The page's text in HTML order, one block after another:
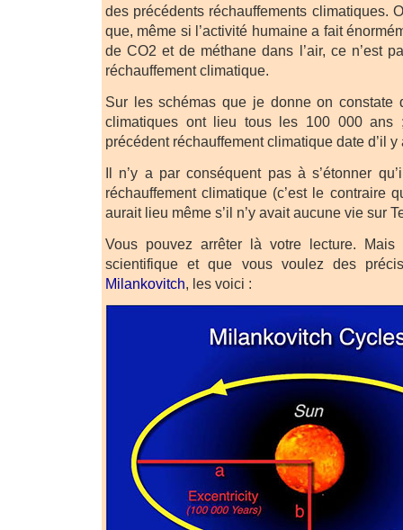
des précédents réchauffements climatiques.
que, même si l’activité humaine a fait
de CO2 et de méthane dans l’air, ce n’est
réchauffement climatique.
Sur les schémas que je donne on constate
climatiques ont lieu tous les 100 000 ans
précédent réchauffement climatique date d’il
Il n’y a par conséquent pas à s’étonner
réchauffement climatique (c’est le contraire
aurait lieu même s’il n’y avait aucune vie sur
Vous pouvez arrêter là votre lecture.
scientifique et que vous voulez des
Milankovitch , les voici :